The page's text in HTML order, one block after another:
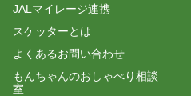
JALマイレージ連携
スケッターとは
よくあるお問い合わせ
もんちゃんのおしゃべり相談
室